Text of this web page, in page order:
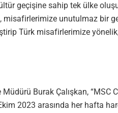
geçişine sahip tek ülke
unutulmaz bir
Türk misafirlerimize
Burak Çalışkan, “MSC
2023 arasında her hafta